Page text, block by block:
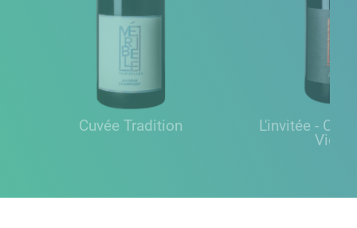
Cuvée Tradition
L'invitée -